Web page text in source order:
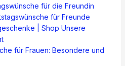
für die Freundin
für Freunde
| Shop Unsere
für Frauen: Besondere und